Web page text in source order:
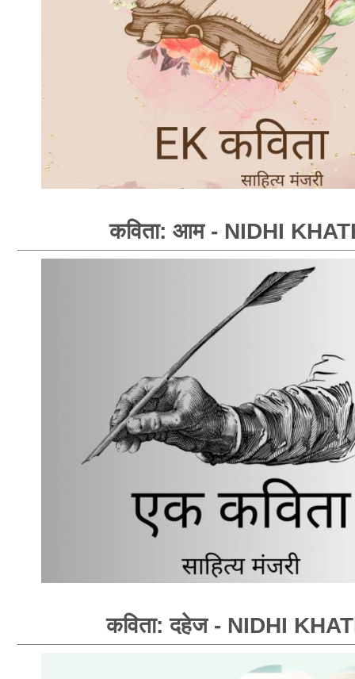
कविता: आम - NIDHI
कविता: दहेज - NIDHI